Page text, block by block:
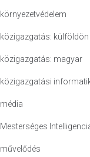
környezetvédelem
közigazgatás: külföldön
közigazgatás: magyar
közigazgatási
média
Mesterséges
művelődés